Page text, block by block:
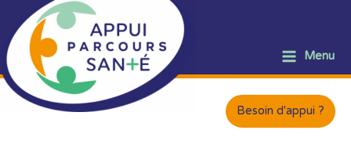
contenu
Menu
Besoin d'appui ?